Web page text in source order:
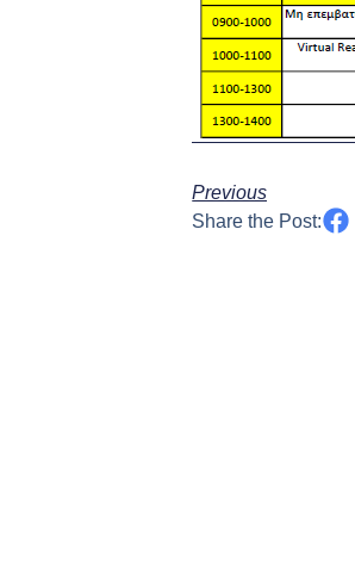
Previous
Share the Post: